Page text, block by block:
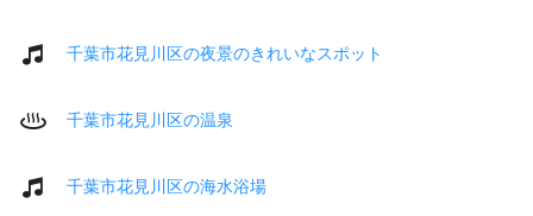
千葉市花見川区の夜景のきれいなスポット
千葉市花見川区の温泉
千葉市花見川区の海水浴場